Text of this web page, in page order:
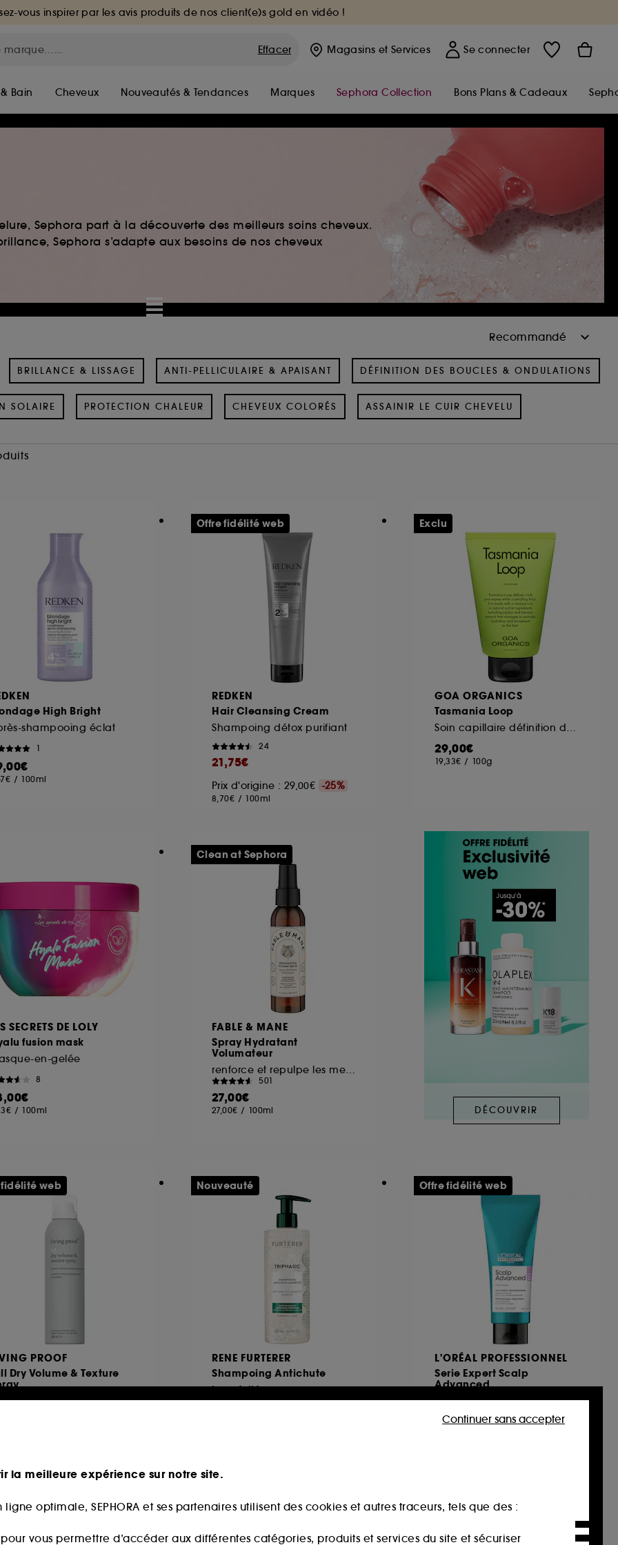
vous inspirer par les avis produits de nos client(e)s gold en vidéo !
Effacer Magasins et Services Se connecter
Bain Cheveux Nouveautés & Tendances Marques Sephora Collection Bons Plans & Cadeaux
Sephora part à la découverte des meilleurs soins cheveux.
Sephora s’adapte aux besoins de nos cheveux
BRILLANCE & LISSAGE ANTI-PELLICULAIRE & APAISANT DÉFINITION DES BOUCLES & ONDULATIONS
SOLAIRE PROTECTION CHALEUR CHEVEUX COLORÉS ASSAINIR LE CUIR CHEVELU
High Bright
shampooing éclat
1
/ 100ml
REDKEN
Hair Cleansing Cream
Shampoing détox purifiant
24
21,75€
Prix d'origine : 29,00€ -25%
8,70€ / 100ml
Offre fidélité web
GOA ORGANICS
Tasmania Loop
29,00€
19,33€ / 100g
Exclu
SECRETS DE LOLY
fusion mask
en-gelée
8
/ 100ml
FABLE & MANE
Spray Hydratant
Volumateur
501
27,00€
27,00€ / 100ml
Clean at Sephora
DÉCOUVRIR
PROOF
Dry Volume & Texture
coiffant de finition
fidélité web
RENE FURTERER
Shampoing Antichute
Longévité
Nouveauté
L'ORÉAL PROFESSIONNEL
Serie Expert Scalp
Advanced
Traitement professionnel apaisant intense
23,10€
Offre fidélité web
fidélité web
la meilleure expérience sur notre site.
optimale, SEPHORA et ses partenaires utilisent des cookies et autres traceurs, tels que des :
pour vous permettre d’accéder aux différentes catégories, produits et services du site et sécuriser
Continuer sans accepter